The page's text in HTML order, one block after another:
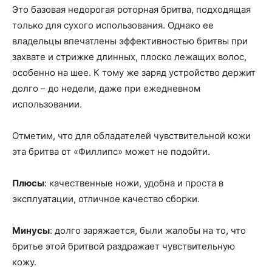
Это базовая недорогая роторная бритва, подходящая
только для сухого использования. Однако ее
владельцы впечатлены эффективностью бритвы при
захвате и стрижке длинных, плоско лежащих волос,
особенно на шее. К тому же заряд устройство держит
долго – до недели, даже при ежедневном
использовании.
Отметим, что для обладателей чувствительной кожи
эта бритва от «Филлипс» может не подойти.
Плюсы: качественные ножи, удобна и проста в
эксплуатации, отличное качество сборки.
Минусы: долго заряжается, были жалобы на то, что
бритье этой бритвой раздражает чувствительную
кожу.